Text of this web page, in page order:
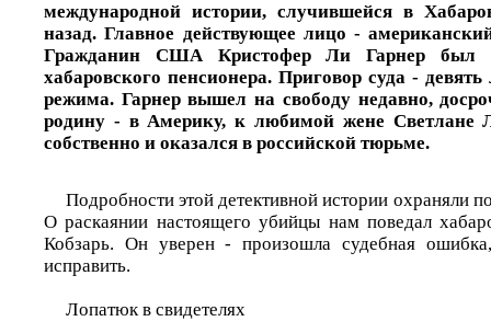
международной истории, случившейся в
назад. Главное действующее лицо -
Гражданин США Кристофер Ли Гарнер был
хабаровского пенсионера. Приговор суда -
режима. Гарнер вышел на свободу недавно,
родину - в Америку, к любимой жене Светлане
собственно и оказался в российской тюрьме.
Подробности этой детективной истории охраняли
О раскаянии настоящего убийцы нам поведал
Кобзарь. Он уверен - произошла судебная
исправить.
Лопатюк в свидетелях